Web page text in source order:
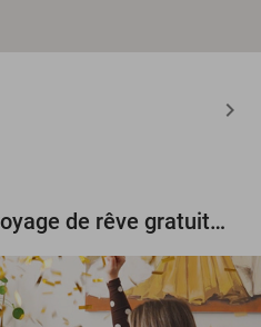
Tentez de gagner un voyage de rêve gratuit d'une valeur de 3.000 € !